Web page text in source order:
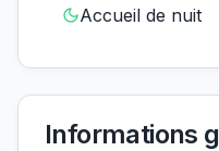
Accueil de nuit
Informations